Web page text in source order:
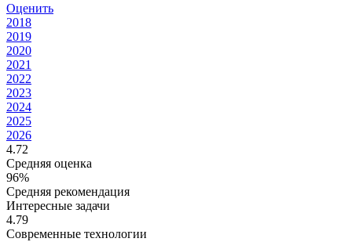
Оценить
2018
2019
2020
2021
2022
2023
2024
2025
2026
4.72
Средняя оценка
96%
Средняя рекомендация
Интересные задачи
4.79
Современные технологии